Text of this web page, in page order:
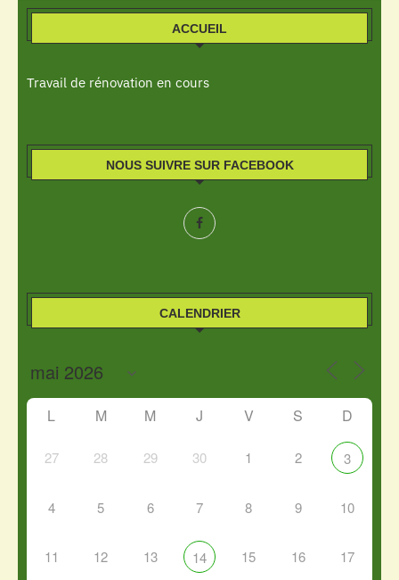
ACCUEIL
Travail de rénovation en cours
NOUS SUIVRE SUR FACEBOOK
CALENDRIER
L M M J V S D
27 28 29 30 1 2 3
4 5 6 7 8 9 10
11 12 13 14 15 16 17